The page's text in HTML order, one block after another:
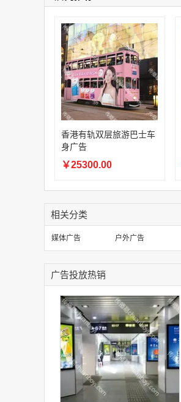
香港有轨双层旅游巴士车
身广告
￥25300.00
相关分类
媒体广告 户外广告
广告投放热销